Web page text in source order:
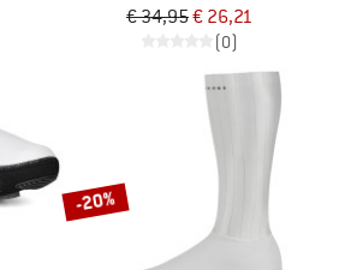
€ 34,95€ 26,21
(0)
-20%